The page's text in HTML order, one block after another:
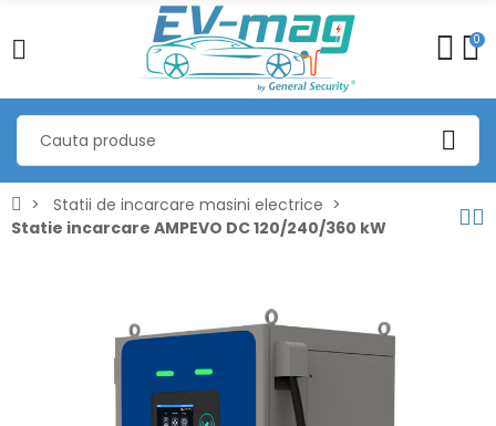
0
Statii de incarcare masini electrice
Statie incarcare AMPEVO DC 120/240/360 kW